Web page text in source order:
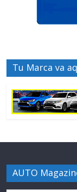
Tu Marca va
AUTO